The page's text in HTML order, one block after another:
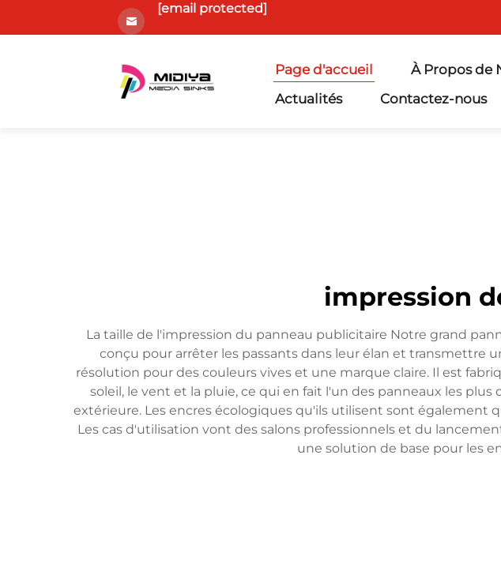
[email protected]
Page d'accueil À Propos de
Actualités
Contactez-nous
impression
La taille de l'impression du panneau publicitaire Notre grand
conçu pour arrêter les passants dans leur élan et transmettre
résolution pour des couleurs vives et une marque claire. Il est
soleil, le vent et la pluie, ce qui en fait l'un des panneaux les
extérieure. Les encres écologiques qu'ils utilisent sont
Les cas d'utilisation vont des salons professionnels et du
une solution de base pour les